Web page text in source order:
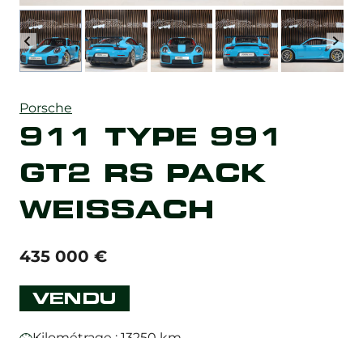
Porsche
911 TYPE 991
GT2 RS PACK
WEISSACH
435 000 €
VENDU